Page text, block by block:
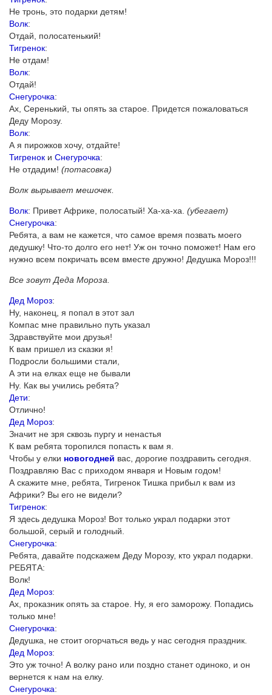
Не тронь, это подарки детям!
Волк:
Отдай, полосатенький!
Тигренок:
Не отдам!
Волк:
Отдай!
Снегурочка:
Ах, Серенький, ты опять за старое. Придется пожаловаться
Деду Морозу.
Волк:
А я пирожков хочу, отдайте!
Тигренок и Снегурочка:
Не отдадим! (потасовка)
Волк вырывает мешочек.
Волк: Привет Африке, полосатый! Ха-ха-ха. (убегает)
Снегурочка:
Ребята, а вам не кажется, что самое время позвать моего
дедушку! Что-то долго его нет! Уж он точно поможет! Нам его
нужно всем покричать всем вместе дружно! Дедушка Мороз!!!
Все зовут Деда Мороза.
Дед Мороз:
Ну, наконец, я попал в этот зал
Компас мне правильно путь указал
Здравствуйте мои друзья!
К вам пришел из сказки я!
Подросли большими стали,
А эти на елках еще не бывали
Ну. Как вы учились ребята?
Дети:
Отлично!
Дед Мороз:
Значит не зря сквозь пургу и ненастья
К вам ребята торопился попасть к вам я.
Чтобы у елки новогодней вас, дорогие поздравить сегодня.
Поздравляю Вас с приходом января и Новым годом!
А скажите мне, ребята, Тигренок Тишка прибыл к вам из
Африки? Вы его не видели?
Тигренок:
Я здесь дедушка Мороз! Вот только украл подарки этот
большой, серый и голодный.
Снегурочка:
Ребята, давайте подскажем Деду Морозу, кто украл подарки.
РЕБЯТА:
Волк!
Дед Мороз:
Ах, проказник опять за старое. Ну, я его заморожу. Попадись
только мне!
Снегурочка:
Дедушка, не стоит огорчаться ведь у нас сегодня праздник.
Дед Мороз:
Это уж точно! А волку рано или поздно станет одиноко, и он
вернется к нам на елку.
Снегурочка: